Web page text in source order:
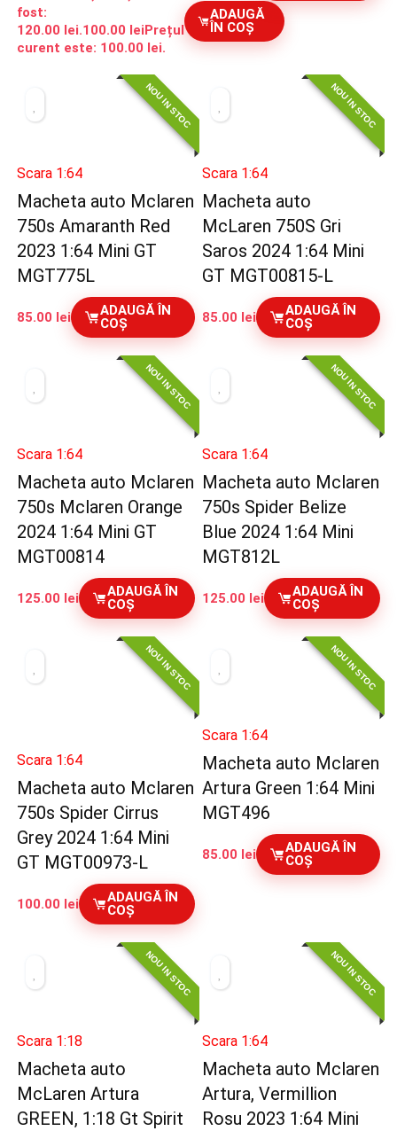
fost:
120.00 lei.100.00 leiPrețul
curent este: 100.00 lei.
ADAUGĂ
ÎN COȘ
NOU IN STOC
Scara 1:64
Macheta auto Mclaren
750s Amaranth Red
2023 1:64 Mini GT
MGT775L
85.00 lei
ADAUGĂ ÎN
COȘ
NOU IN STOC
Scara 1:64
Macheta auto
McLaren 750S Gri
Saros 2024 1:64 Mini
GT MGT00815-L
85.00 lei
ADAUGĂ ÎN
COȘ
NOU IN STOC
Scara 1:64
Macheta auto Mclaren
750s Mclaren Orange
2024 1:64 Mini GT
MGT00814
125.00 lei
ADAUGĂ ÎN
COȘ
NOU IN STOC
Scara 1:64
Macheta auto Mclaren
750s Spider Belize
Blue 2024 1:64 Mini
MGT812L
125.00 lei
ADAUGĂ ÎN
COȘ
NOU IN STOC
Scara 1:64
Macheta auto Mclaren
750s Spider Cirrus
Grey 2024 1:64 Mini
GT MGT00973-L
100.00 lei
ADAUGĂ ÎN
COȘ
NOU IN STOC
Scara 1:64
Macheta auto Mclaren
Artura Green 1:64 Mini
MGT496
85.00 lei
ADAUGĂ ÎN
COȘ
NOU IN STOC
Scara 1:18
Macheta auto
McLaren Artura
GREEN, 1:18 Gt Spirit
NOU IN STOC
Scara 1:64
Macheta auto Mclaren
Artura, Vermillion
Rosu 2023 1:64 Mini